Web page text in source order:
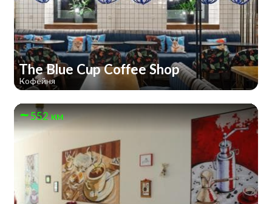
The Blue Cup Coffee Shop
Кофейня
552 км